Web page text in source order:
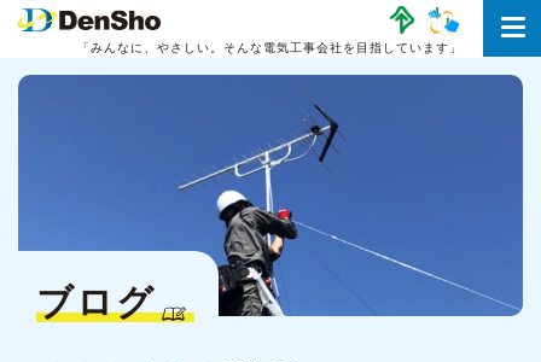
「みんなに、やさしい。 そんな電気工事会社を目指しています」
ブログ